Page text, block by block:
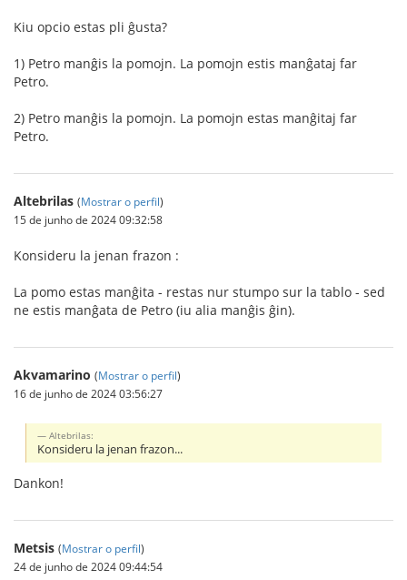
Kiu opcio estas pli ĝusta?
1) Petro manĝis la pomojn. La pomojn estis manĝataj far
Petro.
2) Petro manĝis la pomojn. La pomojn estas manĝitaj far
Petro.
Altebrilas (Mostrar o perfil)
15 de junho de 2024 09:32:58
Konsideru la jenan frazon :
La pomo estas manĝita - restas nur stumpo sur la tablo - sed
ne estis manĝata de Petro (iu alia manĝis ĝin).
Akvamarino (Mostrar o perfil)
16 de junho de 2024 03:56:27
Altebrilas:
Konsideru la jenan frazon...
Dankon!
Metsis (Mostrar o perfil)
24 de junho de 2024 09:44:54